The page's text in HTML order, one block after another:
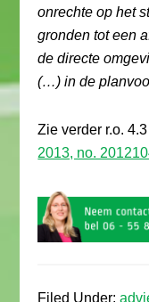
onrechte op het
gronden tot een
de directe
(…) in de
Zie verder r.o.
2013, no.
Filed Under: